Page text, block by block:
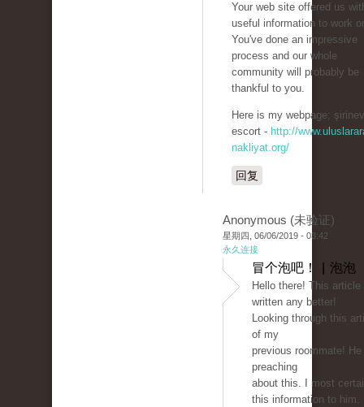
Your web site offered us
useful information to work
You've done an impressive
process and our whole
community will probably be
thankful to you.
Here is my webpage;
escort - http://
nakliyat.org/
回复
Anonymous (未验证)
星期四, 06/06/2019 - 03:42
永久连接
冒个泡吧！ | 泡泡
Hello there! This
written any better!
Looking through this
of my
previous roommate!
preaching
about this. I most
this information to him.